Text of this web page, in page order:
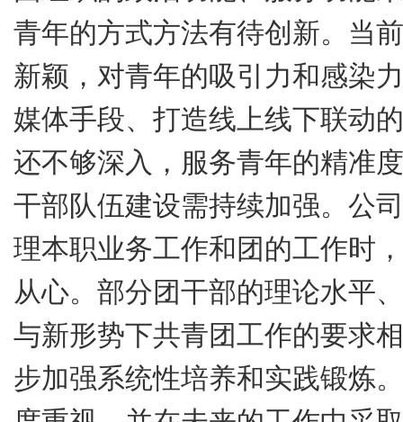
青年的方式方法有待创新。当
新颖，对青年的吸引力和感染
媒体手段、打造线上线下联动
还不够深入，服务青年的精准
干部队伍建设需持续加强。公
理本职业务工作和团的工作时
从心。部分团干部的理论水平
与新形势下共青团工作的要求
步加强系统性培养和实践锻炼